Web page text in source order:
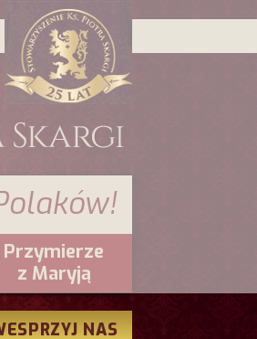
Przymierze
z Maryją
NAS